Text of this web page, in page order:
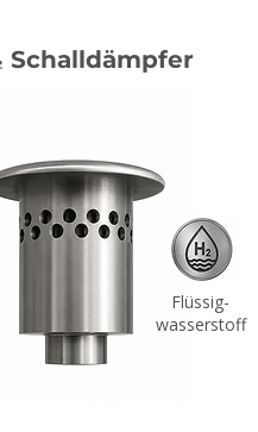
Schalldämpfer
Flüssig-
wasserstoff